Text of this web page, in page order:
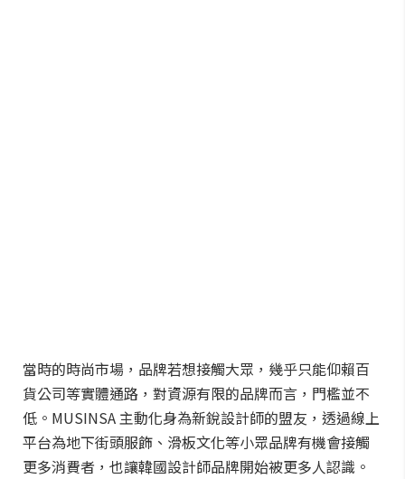
當時的時尚市場，品牌若想接觸大眾，幾乎只能仰賴百
貨公司等實體通路，對資源有限的品牌而言，門檻並不
低。MUSINSA 主動化身為新銳設計師的盟友，透過線上
平台為地下街頭服飾、滑板文化等小眾品牌有機會接觸
更多消費者，也讓韓國設計師品牌開始被更多人認識。